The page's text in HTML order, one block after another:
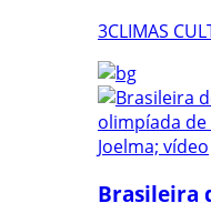
3CLIMAS
Brasileira